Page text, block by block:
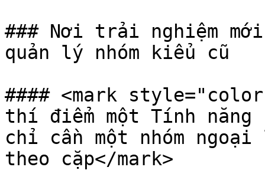
### Nơi trải nghiệm
quản lý nhóm kiểu cũ
#### <mark
thí điểm một Tính năng
chỉ cần một nhóm
theo cặp</mark>